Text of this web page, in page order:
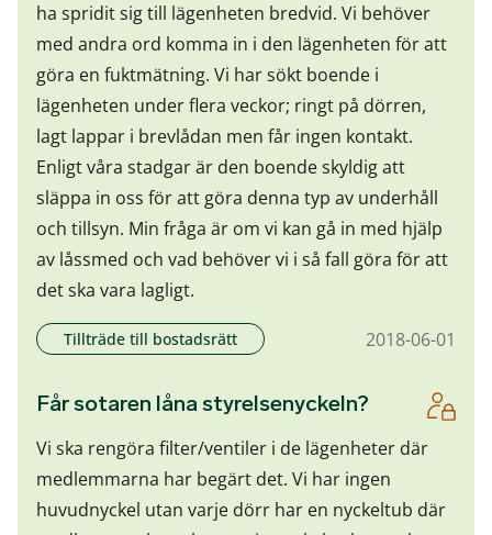
ha spridit sig till lägenheten bredvid. Vi behöver
med andra ord komma in i den lägenheten för att
göra en fuktmätning. Vi har sökt boende i
lägenheten under flera veckor; ringt på dörren,
lagt lappar i brevlådan men får ingen kontakt.
Enligt våra stadgar är den boende skyldig att
släppa in oss för att göra denna typ av underhåll
och tillsyn. Min fråga är om vi kan gå in med hjälp
av låssmed och vad behöver vi i så fall göra för att
det ska vara lagligt.
Tillträde till bostadsrätt 2018-06-01
Får sotaren låna styrelsenyckeln?
Vi ska rengöra filter/ventiler i de lägenheter där
medlemmarna har begärt det. Vi har ingen
huvudnyckel utan varje dörr har en nyckeltub där